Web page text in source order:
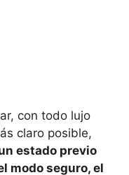
con todo lujo
claro posible,
estado previo
modo seguro, el